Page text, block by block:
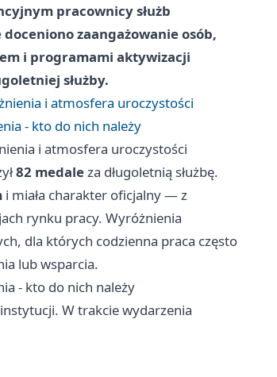
pracownicy służb
zaangażowanie osób,
i programami aktywizacji
służby.
i atmosfera uroczystości
- kto do nich należy
i atmosfera uroczystości
82 medaleza długoletnią służbę.
i miała charakter oficjalny — z
rynku pracy. Wyróżnienia
dla których codzienna praca często
lub wsparcia.
- kto do nich należy
W trakcie wydarzenia